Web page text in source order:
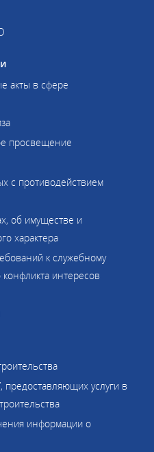
акты в сфере
просвещение
с противодействием
об имуществе и
характера
к служебному
интересов
услуги в
информации о